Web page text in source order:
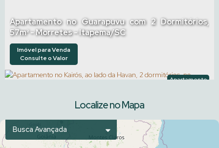
Apartamento no Guarapuvu com 2 Dormitórios,
57m² - Morretes - Itapema/SC
Consulte o Valor
Imóvel para Venda
Apartamento
Localize no Mapa
Busca Avançada